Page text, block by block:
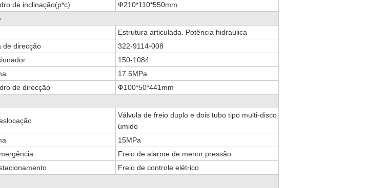
de inclinação(p*c)
Ф210*110*550mm
Estrutura articulada. Potência hidráulica
de direcção
322-9114-008
150-1084
17.5MPa
de direcção
Ф100*50*441mm
Válvula de freio duplo e dois tubo tipo multi-disco
úmido
15MPa
Freio de alarme de menor pressão
Freio de controle elétrico